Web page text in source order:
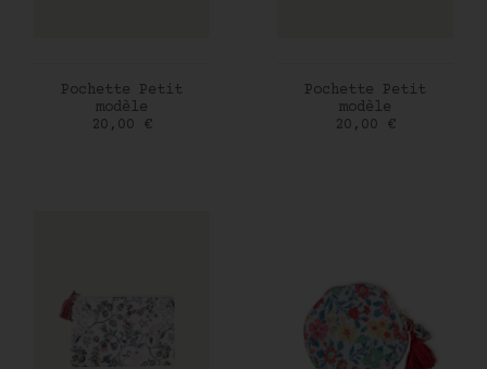
AJOUTER AU PANIER
Pochette Petit
modèle
Prix
20,00 €
AJOUTER AU PANIER
Pochette Petit
modèle
Prix
20,00 €